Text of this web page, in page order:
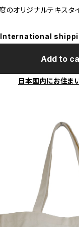
のオリジナルテキスタ
International
Add to
日本国内にお住ま